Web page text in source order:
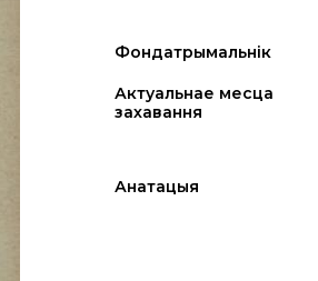
Фондатрымальнік
Актуальнае месца
захавання
Анатацыя